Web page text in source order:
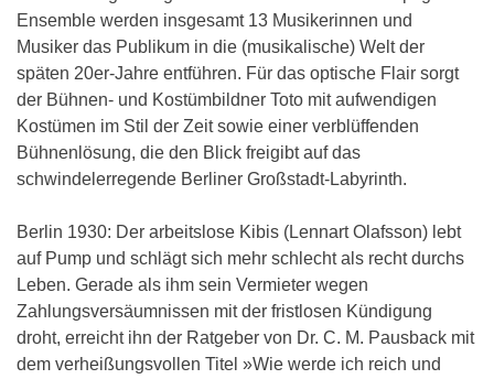
Ensemble werden insgesamt 13 Musikerinnen und
Musiker das Publikum in die (musikalische) Welt der
späten 20er-Jahre entführen. Für das optische Flair sorgt
der Bühnen- und Kostümbildner Toto mit aufwendigen
Kostümen im Stil der Zeit sowie einer verblüffenden
Bühnenlösung, die den Blick freigibt auf das
schwindelerregende Berliner Großstadt-Labyrinth.
Berlin 1930: Der arbeitslose Kibis (Lennart Olafsson) lebt
auf Pump und schlägt sich mehr schlecht als recht durchs
Leben. Gerade als ihm sein Vermieter wegen
Zahlungsversäumnissen mit der fristlosen Kündigung
droht, erreicht ihn der Ratgeber von Dr. C. M. Pausback mit
dem verheißungsvollen Titel »Wie werde ich reich und